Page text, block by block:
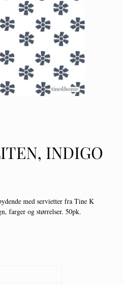
INDIGO
med servietter fra Tine K
farger og størrelser. 50pk.